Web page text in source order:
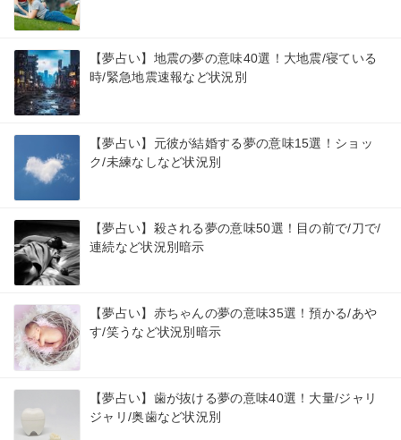
【夢占い】地震の夢の意味40選！大地震/寝ている
時/緊急地震速報など状況別
【夢占い】元彼が結婚する夢の意味15選！ショッ
ク/未練なしなど状況別
【夢占い】殺される夢の意味50選！目の前で/刀で/
連続など状況別暗示
【夢占い】赤ちゃんの夢の意味35選！預かる/あや
す/笑うなど状況別暗示
【夢占い】歯が抜ける夢の意味40選！大量/ジャリ
ジャリ/奥歯など状況別